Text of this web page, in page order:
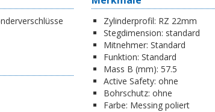
Zylinderprofil: RZ 22mm
Stegdimension: standard
Mitnehmer: Standard
Funktion: Standard
Mass B (mm): 57.5
Active Safety: ohne
Bohrschutz: ohne
Farbe: Messing poliert